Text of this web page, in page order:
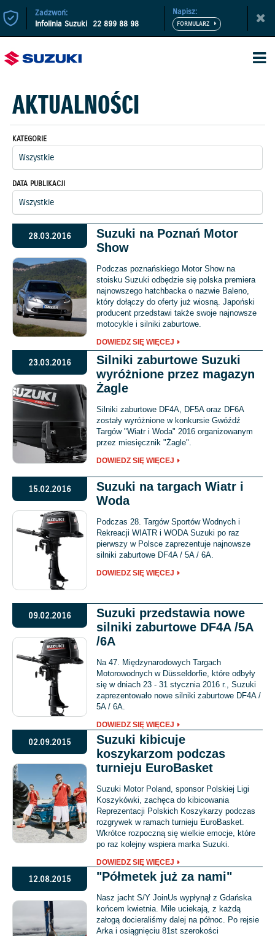
Zadzwoń:
Infolinia Suzuki 22 899 88 98
Napisz:
AKTUALNOŚCI
KATEGORIE
DATA PUBLIKACJI
28.03.2016
Suzuki na Poznań Motor
Show
Podczas poznańskiego Motor Show na
stoisku Suzuki odbędzie się polska premiera
najnowszego hatchbacka o nazwie Baleno,
który dołączy do oferty już wiosną. Japoński
producent przedstawi także swoje najnowsze
motocykle i silniki zaburtowe.
DOWIEDZ SIĘ WIĘCEJ
23.03.2016
Silniki zaburtowe Suzuki
wyróżnione przez magazyn
Żagle
Silniki zaburtowe DF4A, DF5A oraz DF6A
zostały wyróżnione w konkursie Gwóźdź
Targów "Wiatr i Woda" 2016 organizowanym
przez miesięcznik "Żagle".
DOWIEDZ SIĘ WIĘCEJ
15.02.2016
Suzuki na targach Wiatr i
Woda
Podczas 28. Targów Sportów Wodnych i
Rekreacji WIATR i WODA Suzuki po raz
pierwszy w Polsce zaprezentuje najnowsze
silniki zaburtowe DF4A / 5A / 6A.
DOWIEDZ SIĘ WIĘCEJ
09.02.2016
Suzuki przedstawia nowe
silniki zaburtowe DF4A /5A
/6A
Na 47. Międzynarodowych Targach
Motorowodnych w Düsseldorfie, które odbyły
się w dniach 23 - 31 stycznia 2016 r., Suzuki
zaprezentowało nowe silniki zaburtowe DF4A /
5A / 6A.
DOWIEDZ SIĘ WIĘCEJ
02.09.2015
Suzuki kibicuje
koszykarzom podczas
turnieju EuroBasket
Suzuki Motor Poland, sponsor Polskiej Ligi
Koszykówki, zachęca do kibicowania
Reprezentacji Polskich Koszykarzy podczas
rozgrywek w ramach turnieju EuroBasket.
Wkrótce rozpoczną się wielkie emocje, które
po raz kolejny wspiera marka Suzuki.
DOWIEDZ SIĘ WIĘCEJ
12.08.2015 "Półmetek już za nami"
Nasz jacht S/Y JoinUs wypłynął z Gdańska
końcem kwietnia. Mile uciekają, z każdą
załogą docieraliśmy dalej na północ. Po rejsie
Arka i osiągnięciu 81st szerokości